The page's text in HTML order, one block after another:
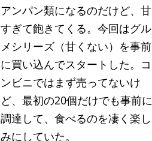
アンパン類になるのだけど、甘
すぎて飽きてくる。今回はグル
メシリーズ（甘くない）を事前
に買い込んでスタートした。コ
ンビニではまず売ってないけ
ど、最初の20個だけでも事前に
調達して、食べるのを凄く楽し
みにしていた。